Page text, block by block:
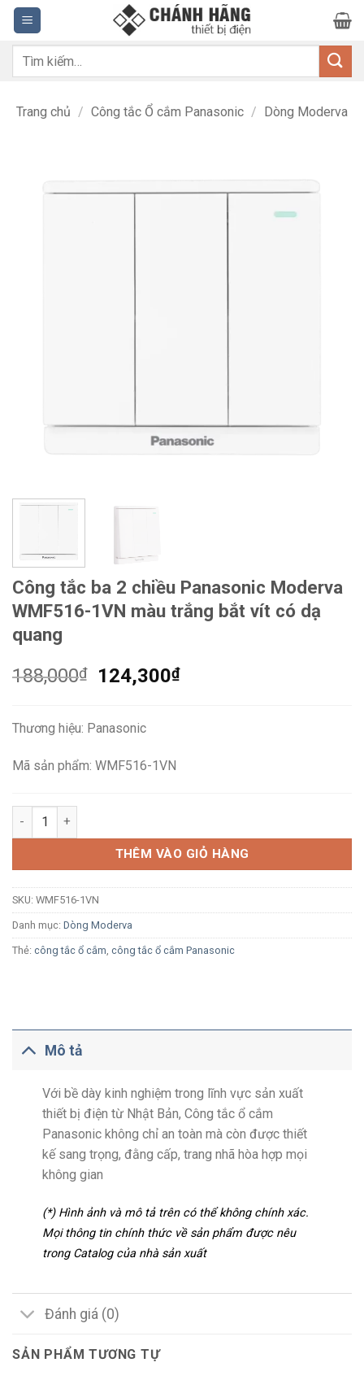
Bỏ
qua
nội
dung
Tìm
Trang chủ / Công tắc Ổ cắm Panasonic / Dòng Moderva
Công tắc ba 2 chiều Panasonic Moderva
WMF516-1VN màu trắng bắt vít có dạ
quang
188,000₫
Giá
188,000₫.
124,300₫Giá
Thương hiệu: Panasonic
Mã sản phẩm: WMF516-1VN
Công tắc ba 2 chiều Panasonic Moderva WMF516-1VN màu
THÊM VÀO GIỎ HÀNG
SKU: WMF516-1VN
Danh mục: Dòng Moderva
Thẻ: công tắc ổ cắm công tắc ổ cắm Panasonic
Mô tả
Với bề dày kinh nghiệm trong lĩnh vực sản xuất
thiết bị điện từ Nhật Bản, Công tắc ổ cắm
Panasonic không chỉ an toàn mà còn được thiết
kế sang trọng, đằng cấp, trang nhã hòa hợp mọi
không gian
(*) Hình ảnh và mô tả trên có thể không chính xác.
Mọi thông tin chính thức về sản phẩm được nêu
trong Catalog của nhà sản xuất
Đánh giá (0)
SẢN PHẨM TƯƠNG TỰ